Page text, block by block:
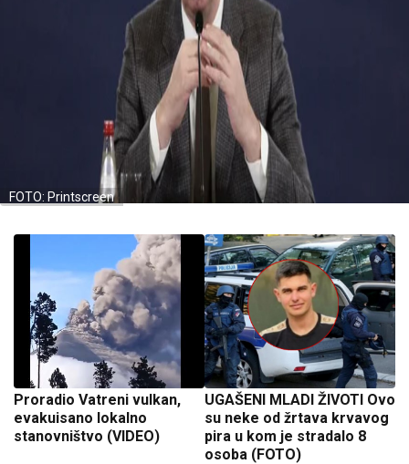
FOTO: Printscreen
Proradio Vatreni vulkan,
evakuisano lokalno
stanovništvo (VIDEO)
UGAŠENI MLADI ŽIVOTI Ovo
su neke od žrtava krvavog
pira u kom je stradalo 8
osoba (FOTO)